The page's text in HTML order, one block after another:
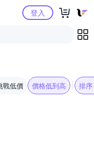
購物中心登入
戰低價 價格低到高 排序